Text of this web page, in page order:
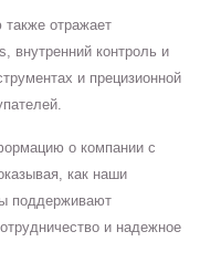
отражает
внутренний контроль и
и прецизионной
о компании с
как наши
поддерживают
и надежное